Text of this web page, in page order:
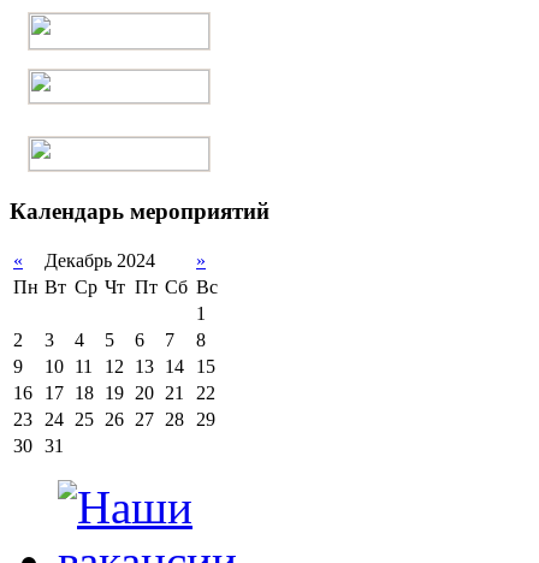
Календарь мероприятий
« Декабрь 2024
»
Пн Вт Ср Чт Пт Сб Вс
1
2
3 4 5 6 7
8
9
10 11 12 13 14
15
16
17 18 19 20 21
22
23
24 25 26 27 28
29
30 31